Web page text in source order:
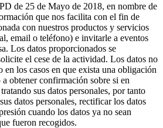
de 25 de Mayo de 2018, en nombre de
que nos facilita con el fin de
con nuestros productos y servicios
email o teléfono) e invitarle a eventos
Los datos proporcionados se
el cese de la actividad. Los datos no
en los casos en que exista una obligación
obtener confirmación sobre si en
sus datos personales, por tanto
datos personales, rectificar los datos
cuando los datos ya no sean
fueron recogidos.